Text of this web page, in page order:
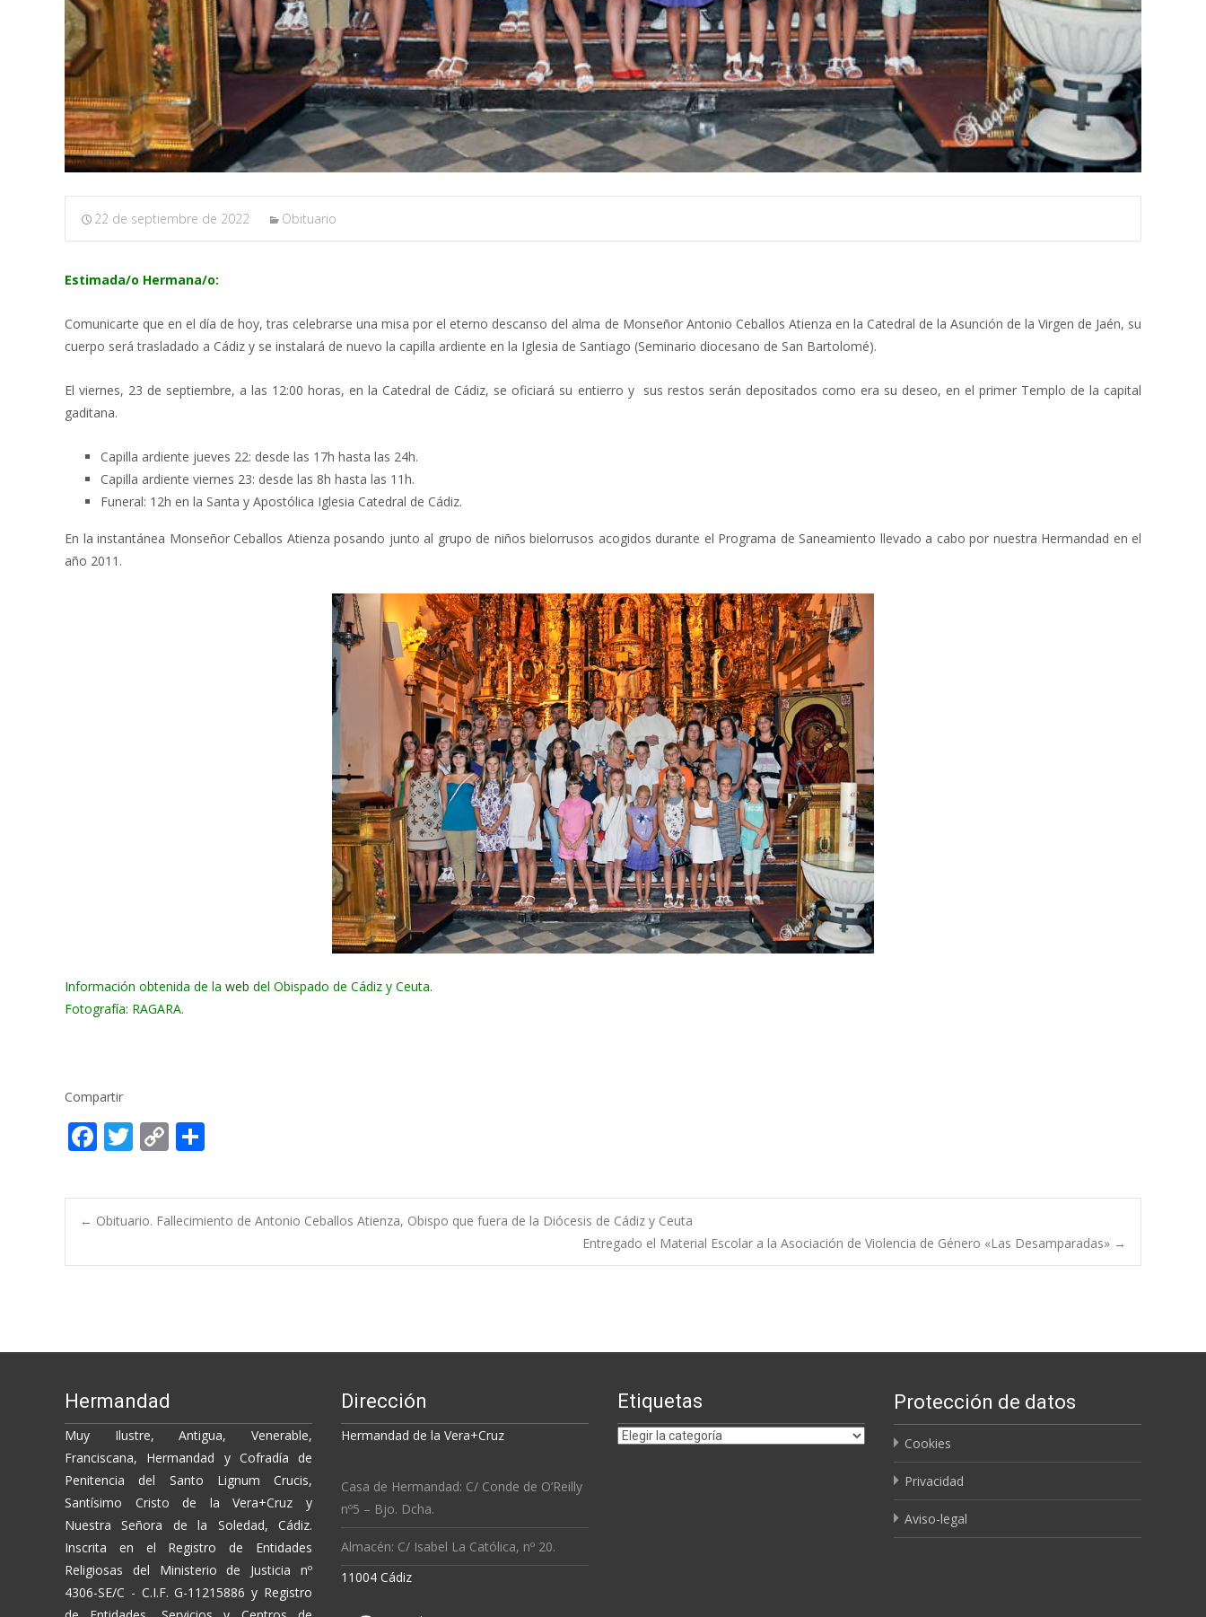
22 de septiembre de 2022 Obituario
Estimada/o Hermana/o:
Comunicarte que en el día de hoy, tras celebrarse una misa por el eterno descanso del alma de Monseñor Antonio Ceballos Atienza en la Catedral de la Asunción de la Virgen de Jaén, su
cuerpo será trasladado a Cádiz y se instalará de nuevo la capilla ardiente en la Iglesia de Santiago (Seminario diocesano de San Bartolomé).
El viernes, 23 de septiembre, a las 12:00 horas, en la Catedral de Cádiz, se oficiará su entierro y sus restos serán depositados como era su deseo, en el primer Templo de la capital
gaditana.
Capilla ardiente jueves 22: desde las 17h hasta las 24h.
Capilla ardiente viernes 23: desde las 8h hasta las 11h.
Funeral: 12h en la Santa y Apostólica Iglesia Catedral de Cádiz.
En la instantánea Monseñor Ceballos Atienza posando junto al grupo de niños bielorrusos acogidos durante el Programa de Saneamiento llevado a cabo por nuestra Hermandad en el
año 2011.
Información obtenida de la web del Obispado de Cádiz y Ceuta.
Fotografía: RAGARA.
Compartir
F
e
b
T
itt
er
C
p
y
m
p
Post
← Obituario. Fallecimiento de Antonio Ceballos Atienza, Obispo que fuera de la Diócesis de Cádiz y Ceuta
Entregado el Material Escolar a la Asociación de Violencia de Género «Las Desamparadas» →
Hermandad
Muy Ilustre, Antigua, Venerable,
Franciscana, Hermandad y Cofradía de
Penitencia del Santo Lignum Crucis,
Santísimo Cristo de la Vera+Cruz y
Nuestra Señora de la Soledad, Cádiz.
Inscrita en el Registro de Entidades
Religiosas del Ministerio de Justicia nº
4306-SE/C - C.I.F. G-11215886 y Registro
Dirección
Hermandad de la Vera+Cruz
Casa de Hermandad: C/ Conde de O’Reilly
nº5 – Bjo. Dcha.
Almacén: C/ Isabel La Católica, nº 20.
11004 Cádiz
Etiquetas
Etiquetas
Protección de datos
Cookies
Privacidad
Aviso-legal